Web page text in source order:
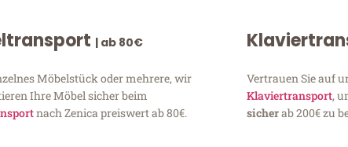
| ab 80€
Möbelstück oder mehrere, wir
Ihre Möbel sicher beim
nach Zenica preiswert ab 80€.
Vertrauen Sie auf
Klaviertransport,
sicherab 200€ zu